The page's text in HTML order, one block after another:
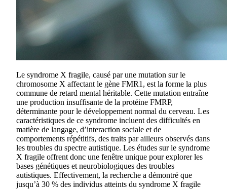
Le syndrome X fragile, causé par une mutation sur le
chromosome X affectant le gène FMR1, est la forme la plus
commune de retard mental héritable. Cette mutation entraîne
une production insuffisante de la protéine FMRP,
déterminante pour le développement normal du cerveau. Les
caractéristiques de ce syndrome incluent des difficultés en
matière de langage, d’interaction sociale et de
comportements répétitifs, des traits par ailleurs observés dans
les troubles du spectre autistique. Les études sur le syndrome
X fragile offrent donc une fenêtre unique pour explorer les
bases génétiques et neurobiologiques des troubles
autistiques. Effectivement, la recherche a démontré que
jusqu’à 30 % des individus atteints du syndrome X fragile